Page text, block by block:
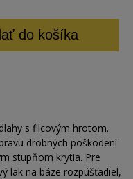
do košíka
s filcovým hrotom.
drobných poškodení
stupňom krytia. Pre
lak na báze rozpúšťadiel,